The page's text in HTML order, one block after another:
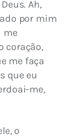
Ah,
por mim
me
coração,
me faça
que eu
me,
o